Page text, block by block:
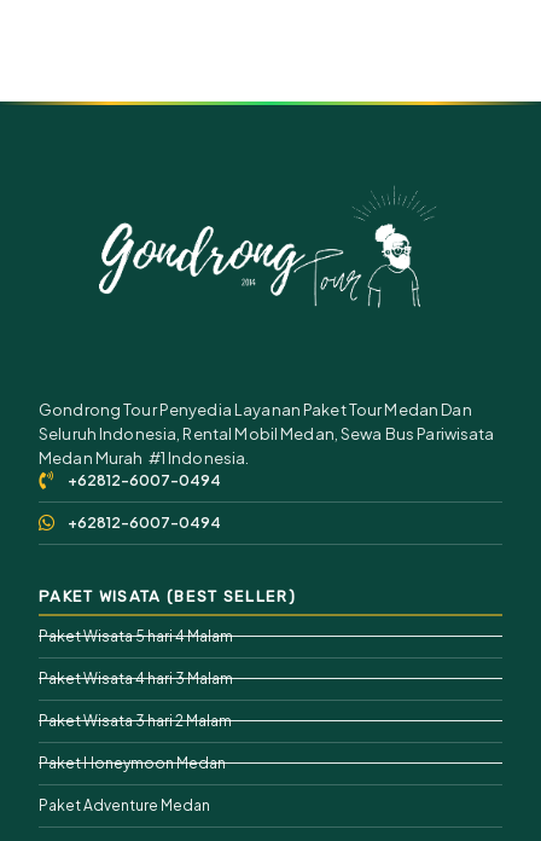
Gondrong Tour Penyedia Layanan Paket Tour Medan Dan
Seluruh Indonesia, Rental Mobil Medan, Sewa Bus Pariwisata
Medan Murah #1 Indonesia.
+62812-6007-0494
+62812-6007-0494
PAKET WISATA (BEST SELLER)
Paket Wisata 5 hari 4 Malam
Paket Wisata 4 hari 3 Malam
Paket Wisata 3 hari 2 Malam
Paket Honeymoon Medan
Paket Adventure Medan